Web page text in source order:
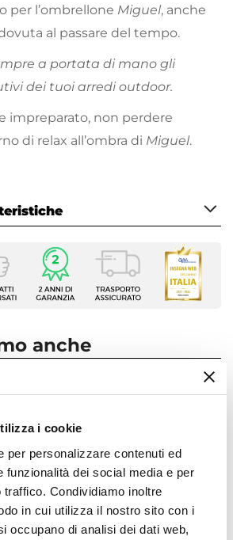
i cookie
per personalizzare contenuti ed
funzionalità dei social media e per
Condividiamo inoltre
in cui utilizza il nostro sito con i
occupano di analisi dei dati web,
per l’ombrellone Miguel, anche
al passare del tempo.
a portata di mano gli
dei tuoi arredi outdoor.
impreparato, non perdere
di relax all’ombra di Miguel.
Con
anche